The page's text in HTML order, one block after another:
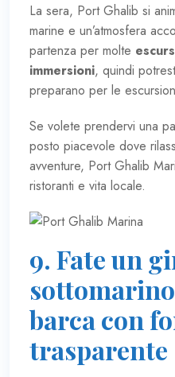
La sera, Port Ghalib si
marine e un’atmosfera
partenza per molte
immersioni, quindi
preparano per le
Se volete prendervi una
posto piacevole dove
avventure, Port Ghalib
ristoranti e vita locale.
9. Fate un
barca con
trasparente